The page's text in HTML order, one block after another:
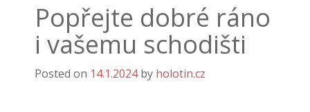
Popřejte dobré ráno
i vašemu schodišti
Posted on 14.1.2024by holotin.cz